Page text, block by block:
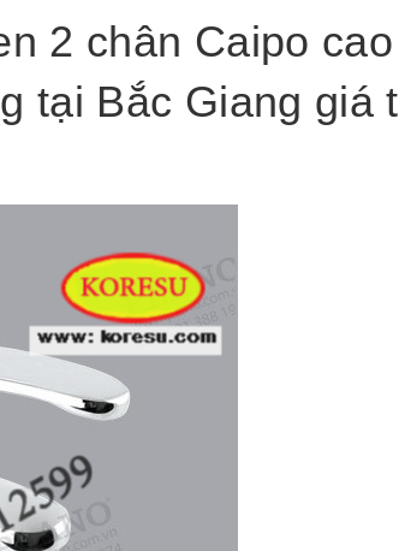
2 chân Caipo cao
tại Bắc Giang giá